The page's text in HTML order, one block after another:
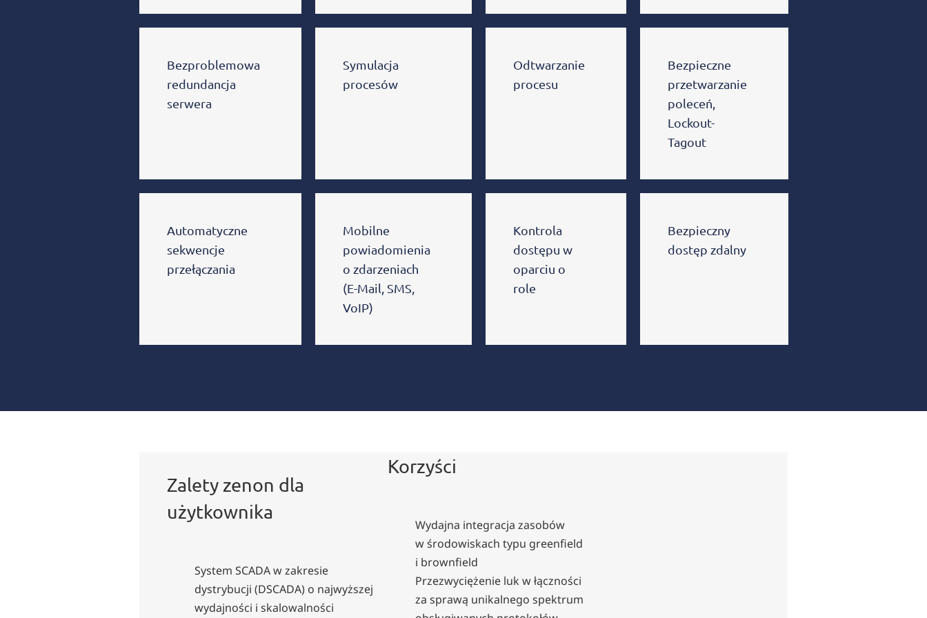
Bezproblemowa
redundancja
serwera
Symulacja
procesów
Odtwarzanie
procesu
Bezpieczne
przetwarzanie
poleceń,
Lockout-
Tagout
Automatyczne
sekwencje
przełączania
Mobilne
powiadomienia
o zdarzeniach
(E-Mail, SMS,
VoIP)
Kontrola
dostępu w
oparciu o
role
Bezpieczny
dostęp zdalny
Zalety zenon dla
użytkownika
System SCADA w zakresie
dystrybucji (DSCADA) o najwyższej
wydajności i skalowalności
Korzyści
Wydajna integracja zasobów
w środowiskach typu greenfield
i brownfield
Przezwyciężenie luk w łączności
za sprawą unikalnego spektrum